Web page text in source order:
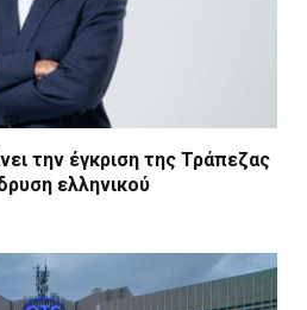
την έγκριση της Τράπεζας
ελληνικού